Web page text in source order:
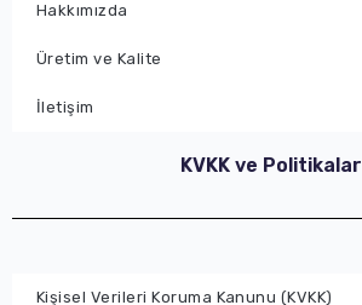
Hakkımızda
Üretim ve Kalite
İletişim
KVKK ve Politikalar
Kişisel Verileri Koruma Kanunu (KVKK)